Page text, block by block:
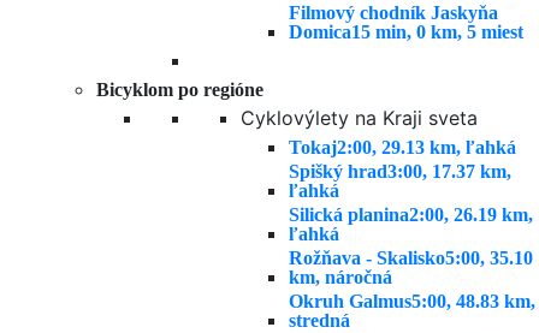
Filmový chodník Jaskyňa
Domica15 min, 0 km, 5 miest
Bicyklom po regióne
Cyklovýlety na Kraji sveta
Tokaj2:00, 29.13 km, ľahká
Spišký hrad3:00, 17.37 km,
ľahká
Silická planina2:00, 26.19 km,
ľahká
Rožňava - Skalisko5:00, 35.10
km, náročná
Okruh Galmus5:00, 48.83 km,
stredná